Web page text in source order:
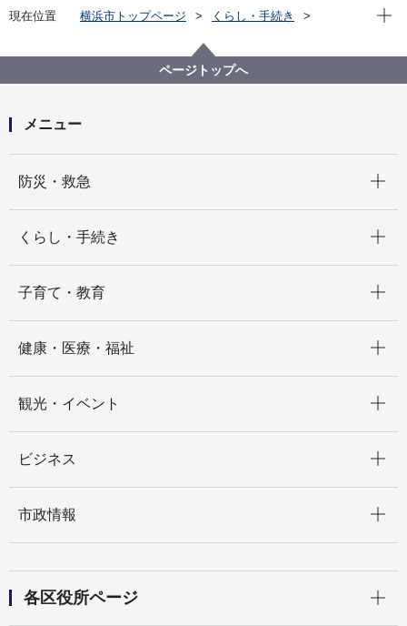
現在位置 横浜市トップページ
くらし・手続き
横浜みどりアップ計画
計画の柱１「市民とともに次世代につなぐ森を育む」
現在
ページトップへ
メニュー
防災・救急
くらし・手続き
子育て・教育
健康・医療・福祉
観光・イベント
ビジネス
市政情報
各区役所ページ